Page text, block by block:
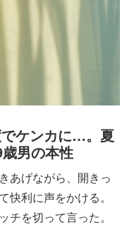
ケンカに…。夏
男の本性
あげながら、開きっ
快利に声をかける。
チを切って言った。